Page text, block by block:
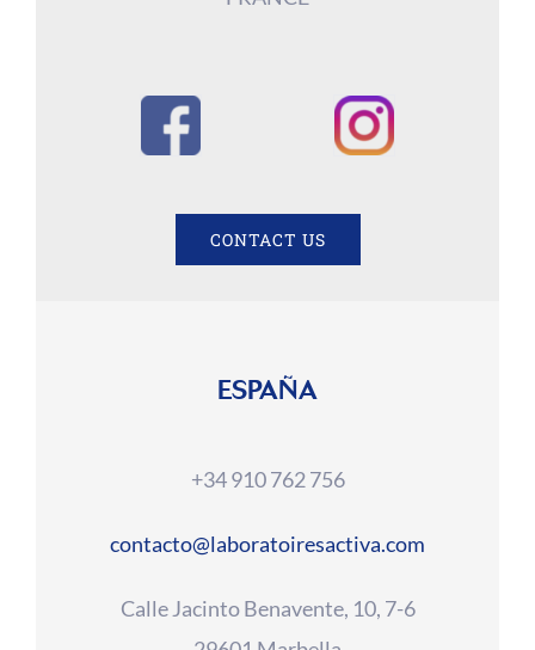
CONTACT US
ESPAÑA
+34 910 762 756
contacto@laboratoiresactiva.com
Calle Jacinto Benavente, 10, 7-6